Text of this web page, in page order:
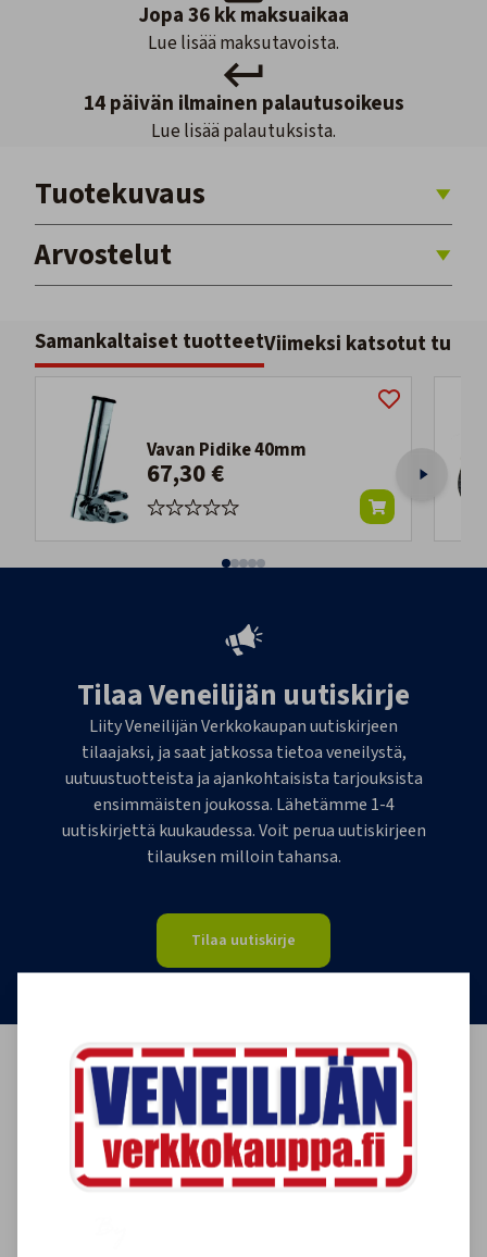
Jopa 36 kk maksuaikaa
Lue lisää maksutavoista.
14 päivän ilmainen palautusoikeus
Lue lisää palautuksista.
Tuotekuvaus
Arvostelut
Samankaltaiset tuotteetViimeksi katsotut
Vavan Pidike 40mm
67,30 €
Tilaa Veneilijän uutiskirje
Liity Veneilijän Verkkokaupan uutiskirjeen
tilaajaksi, ja saat jatkossa tietoa veneilystä,
uutuustuotteista ja ajankohtaisista tarjouksista
ensimmäisten joukossa. Lähetämme 1-4
uutiskirjettä kuukaudessa. Voit perua uutiskirjeen
tilauksen milloin tahansa.
Tilaa uutiskirje